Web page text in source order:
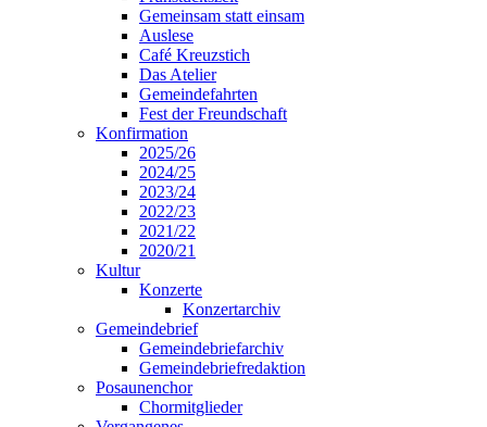
Gemeinsam statt einsam
Auslese
Café Kreuzstich
Das Atelier
Gemeindefahrten
Fest der Freundschaft
Konfirmation
2025/26
2024/25
2023/24
2022/23
2021/22
2020/21
Kultur
Konzerte
Konzertarchiv
Gemeindebrief
Gemeindebriefarchiv
Gemeindebriefredaktion
Posaunenchor
Chormitglieder